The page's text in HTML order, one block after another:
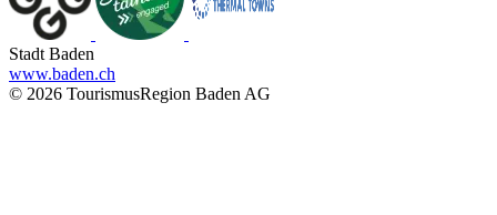
Stadt Baden
www.baden.ch
© 2026 TourismusRegion Baden AG